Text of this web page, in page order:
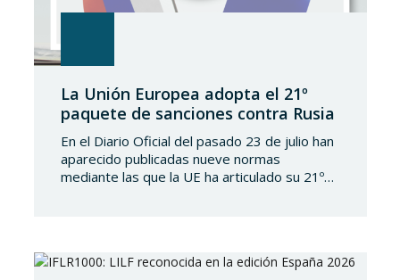
La Unión Europea adopta el 21º
paquete de sanciones contra Rusia
En el Diario Oficial del pasado 23 de julio han
aparecido publicadas nueve normas
mediante las que la UE ha articulado su 21º
contra dicho país. En…